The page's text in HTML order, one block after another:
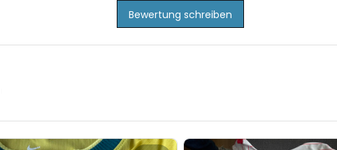
Bewertung schreiben